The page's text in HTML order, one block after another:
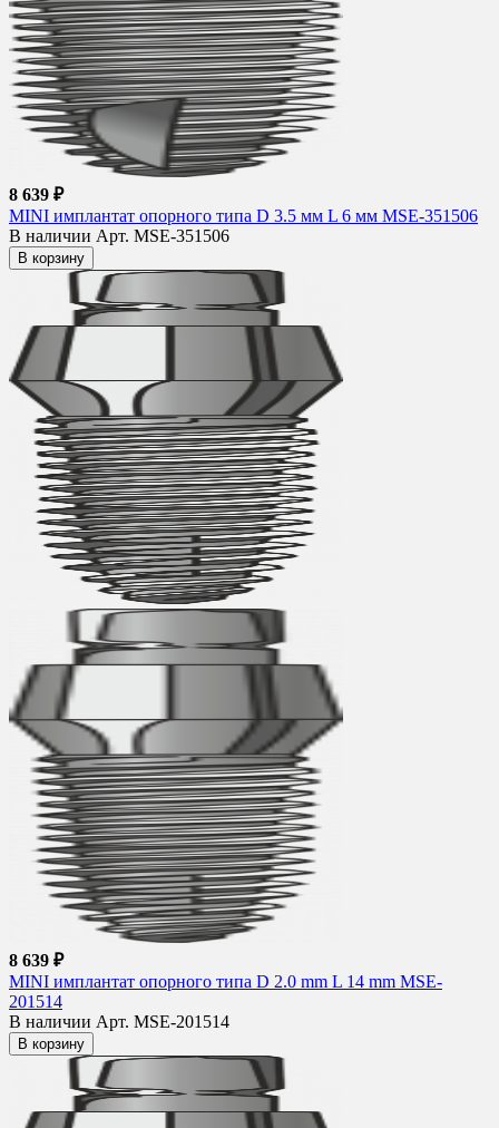
8 639 ₽
MINI имплантат опорного типа D 3.5 мм L 6 мм MSE-351506
В наличии Арт. MSE-351506
В корзину
8 639 ₽
MINI имплантат опорного типа D 2.0 mm L 14 mm MSE-
201514
В наличии Арт. MSE-201514
В корзину